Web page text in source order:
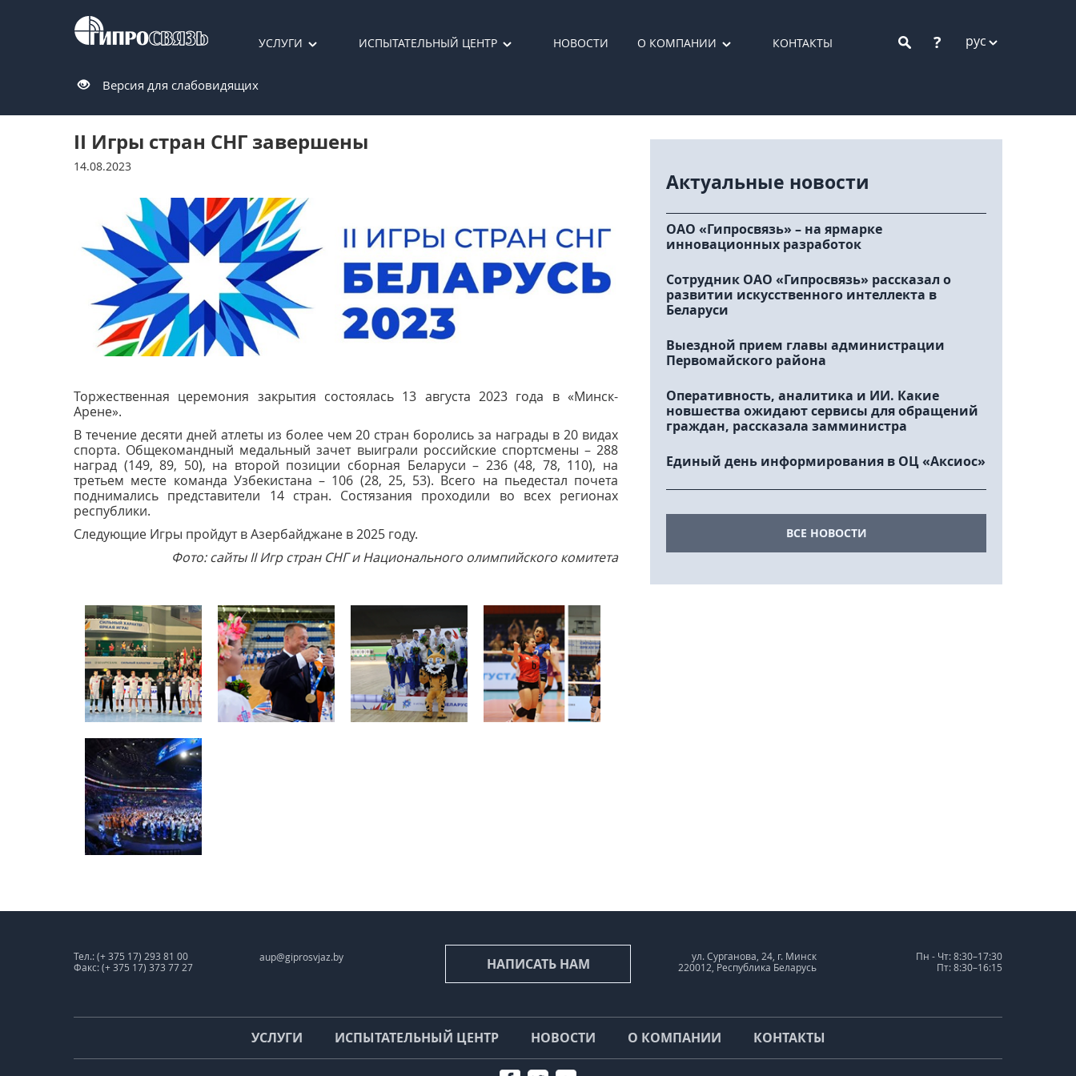
УСЛУГИ ИСПЫТАТЕЛЬНЫЙ ЦЕНТР НОВОСТИ О КОМПАНИИ КОНТАКТЫ ? рус
Версия для слабовидящих
II Игры стран СНГ завершены
14.08.2023
Торжественная церемония закрытия состоялась 13 августа 2023 года в «Минск-
Арене».
В течение десяти дней атлеты из более чем 20 стран боролись за награды в 20 видах
спорта. Общекомандный медальный зачет выиграли российские спортсмены – 288
наград (149, 89, 50), на второй позиции сборная Беларуси – 236 (48, 78, 110), на
третьем месте команда Узбекистана – 106 (28, 25, 53). Всего на пьедестал почета
поднимались представители 14 стран. Состязания проходили во всех регионах
республики.
Следующие Игры пройдут в Азербайджане в 2025 году.
Фото: сайты II Игр стран СНГ и Национального олимпийского комитета
Актуальные новости
ОАО «Гипросвязь» – на ярмарке
инновационных разработок
Сотрудник ОАО «Гипросвязь» рассказал о
развитии искусственного интеллекта в
Беларуси
Выездной прием главы администрации
Первомайского района
Оперативность, аналитика и ИИ. Какие
новшества ожидают сервисы для обращений
граждан, рассказала замминистра
Единый день информирования в ОЦ «Аксиос»
ВСЕ НОВОСТИ
Тел.: (+ 375 17) 293 81 00
Факс: (+ 375 17) 373 77 27
aup@giprosvjaz.by НАПИСАТЬ НАМ
ул. Сурганова, 24, г. Минск
220012, Республика Беларусь
Пн - Чт: 8:30–17:30
Пт: 8:30–16:15
УСЛУГИ ИСПЫТАТЕЛЬНЫЙ ЦЕНТР НОВОСТИ О КОМПАНИИ КОНТАКТЫ